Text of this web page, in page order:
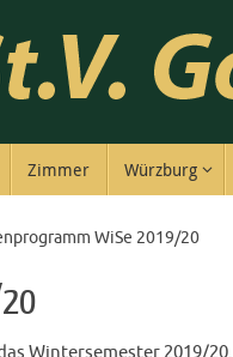
Zimmer Würzburg
WiSe 2019/20